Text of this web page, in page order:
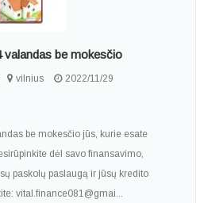
valandas be mokesčio
vilnius 2022/11/29
be mokesčio jūs, kurie esate
dėl savo finansavimo,
paskolų paslaugą ir jūsų kredito
vital.finance081@gmai...